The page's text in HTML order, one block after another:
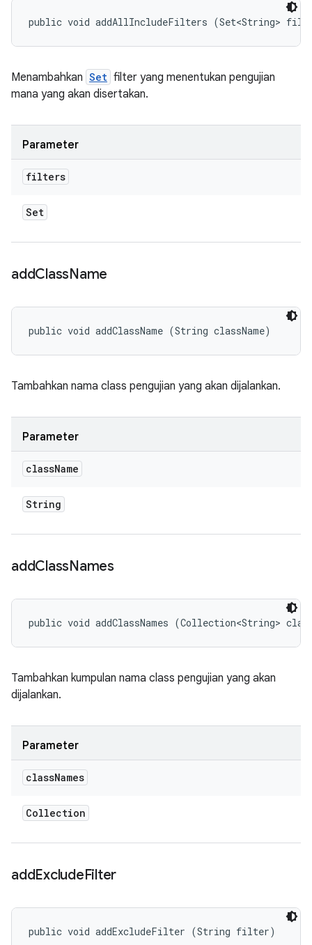
public void addAllIncludeFilters (Set<String>
Menambahkan Set filter yang menentukan pengujian
mana yang akan disertakan.
Parameter
filters
Set
addClassName
public void addClassName (String className)
Tambahkan nama class pengujian yang akan dijalankan.
Parameter
className
String
addClassNames
public void addClassNames (Collection<String>
Tambahkan kumpulan nama class pengujian yang akan
dijalankan.
Parameter
classNames
Collection
addExcludeFilter
public void addExcludeFilter (String filter)